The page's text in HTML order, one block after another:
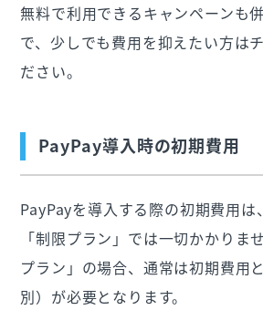
無料で利用できるキャンペーンも
で、少しでも費用を抑えたい方は
ださい。
PayPay導入時の初期費用
PayPayを導入する際の初期費用は
「制限プラン」では一切かかりま
プラン」の場合、通常は初期費用
別）が必要となります。